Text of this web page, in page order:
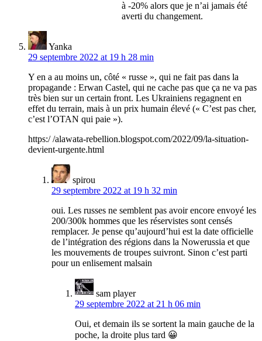
à -20% alors que je n’ai jamais été
averti du changement.
Yanka
29 septembre 2022 at 19 h 28 min
Y en a au moins un, côté « russe », qui ne fait pas dans la
propagande : Erwan Castel, qui ne cache pas que ça ne va pas
très bien sur un certain front. Les Ukrainiens regagnent en
effet du terrain, mais à un prix humain élevé (« C’est pas cher,
c’est l’OTAN qui paie »).
https:/ /alawata-rebellion.blogspot.com/2022/09/la-situation-
devient-urgente.html
spirou
29 septembre 2022 at 19 h 32 min
oui. Les russes ne semblent pas avoir encore envoyé les
200/300k hommes que les réservistes sont censés
remplacer. Je pense qu’aujourd’hui est la date officielle
de l’intégration des régions dans la Nowerussia et que
les mouvements de troupes suivront. Sinon c’est parti
pour un enlisement malsain
sam player
29 septembre 2022 at 21 h 06 min
Oui, et demain ils se sortent la main gauche de la
poche, la droite plus tard 😀